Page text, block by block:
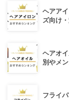
ヘアア
ズ向け
ヘアオ
別やメン
フライ